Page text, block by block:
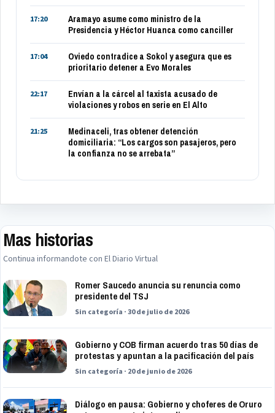
17:20
Aramayo asume como ministro de la
Presidencia y Héctor Huanca como canciller
17:04
Oviedo contradice a Sokol y asegura que es
prioritario detener a Evo Morales
22:17
Envían a la cárcel al taxista acusado de
violaciones y robos en serie en El Alto
21:25
Medinaceli, tras obtener detención
domiciliaria: “Los cargos son pasajeros, pero
la confianza no se arrebata”
Mas historias
Continua informandote con El Diario Virtual
Romer Saucedo anuncia su renuncia como
presidente del TSJ
Sin categoría · 30 de julio de 2026
Gobierno y COB firman acuerdo tras 50 días de
protestas y apuntan a la pacificación del país
Sin categoría · 20 de junio de 2026
Diálogo en pausa: Gobierno y choferes de Oruro